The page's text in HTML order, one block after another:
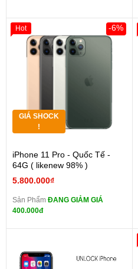
GIÁ SHOCK
!
iPhone 11 Pro - Quốc Tế -
64G ( likenew 98% )
5.800.000₫
-6%
Sản Phẩm ĐANG GIẢM GIÁ
400.000đ
Hot